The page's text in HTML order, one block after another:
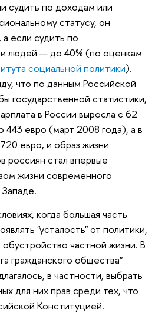
судить по доходам или
статусу, он
если судить по
людей — до 40% (по оценкам
социальной политики).
что по данным Российской
государственной статистики,
в России выросла с 62
443 евро (март 2008 года), а в
евро, и образ жизни
россиян стал впервые
жизни современного
когда большая часть
"усталость" от политики,
частной жизни. В
гражданского общества"
в частности, выбрать
для них прав среди тех, что
Конституцией.